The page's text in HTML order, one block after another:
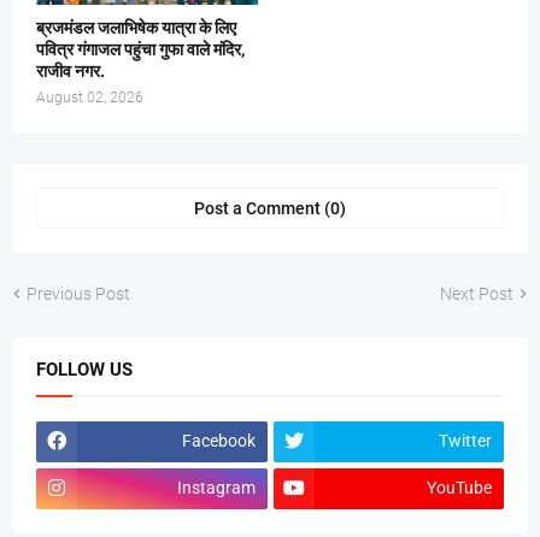
ब्रजमंडल जलाभिषेक यात्रा के लिए
पवित्र गंगाजल पहुंचा गुफा वाले मंदिर,
राजीव नगर.
August 02, 2026
Post a Comment (0)
Previous Post Next Post
FOLLOW US
Facebook Twitter
Instagram YouTube